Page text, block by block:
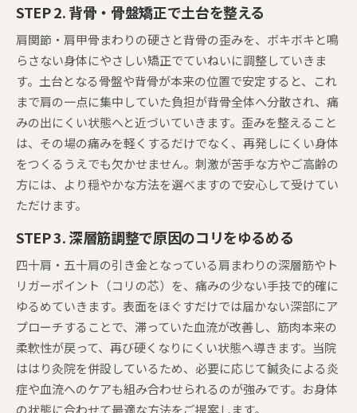
STEP 2. 背骨・骨盤矯正で土台を整える
肩関節・肩甲骨まわりの硬さと背骨の歪みを、ボキボキと鳴
らさない身体にやさしい矯正でていねいに調整していきま
す。土台となる骨盤や背骨が本来の位置で安定すると、これ
まで肩の一点に集中していた負担が背骨全体へ分散され、痛
みの出にくい状態へと近づいていきます。歪みを整えること
は、その場の痛みを軽くするだけでなく、再発しにくい身体
をつくるうえでも欠かせません。刺激が苦手な方やご高齢の
方には、より穏やかな方法を選べますので安心して受けてい
ただけます。
STEP 3. 深層筋調整で原因のコリをゆるめる
四十肩・五十肩の引き金となっている肩まわりの深層筋やト
リガーポイント（コリの芯）を、痛みの少ない手技で的確に
ゆるめていきます。表面をほぐすだけでは届かない深部にア
プローチすることで、滞っていた血流が改善し、筋肉本来の
柔軟性が戻って、再び硬くなりにくい状態へ導きます。当院
ははり灸院を併設しているため、必要に応じて鍼灸による炎
症や血流へのケアも組み合わせられるのが強みです。お身体
の状態に合わせて最適な方法をご提案します。